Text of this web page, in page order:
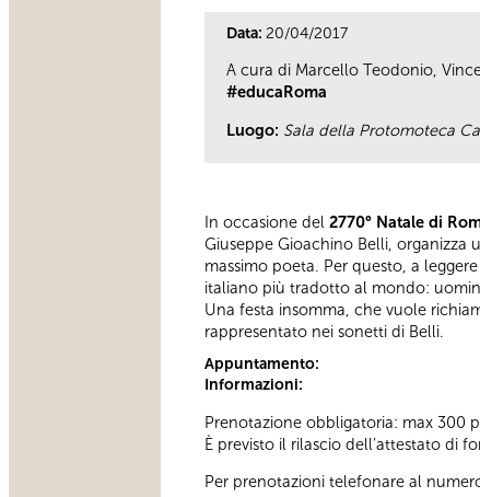
Data: 20/04/2017
A cura di Marcello Teodonio,
#educaRoma
Luogo: Sala della Protomoteca
In occasione del 2770° Natale di
Giuseppe Gioachino Belli, organizza
massimo poeta. Per questo, a
italiano più tradotto al mondo:
Una festa insomma, che vuole
rappresentato nei sonetti di Belli.
Appuntamento:
Informazioni:
Prenotazione obbligatoria: max 300
È previsto il rilascio dell’attestato di
Per prenotazioni telefonare al